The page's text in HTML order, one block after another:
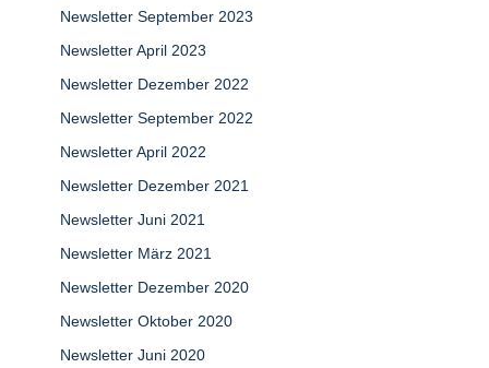
Newsletter September 2023
Newsletter April 2023
Newsletter Dezember 2022
Newsletter September 2022
Newsletter April 2022
Newsletter Dezember 2021
Newsletter Juni 2021
Newsletter März 2021
Newsletter Dezember 2020
Newsletter Oktober 2020
Newsletter Juni 2020